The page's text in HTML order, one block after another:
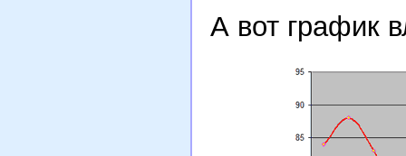
А вот график